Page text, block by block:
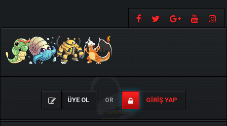
ÜYE OL OR GIRIŞ YAP